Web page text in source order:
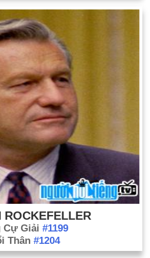
ROCKEFELLER
Cự Giải #1199
Thân #1204